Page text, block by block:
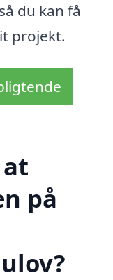
du kan få
projekt.
på